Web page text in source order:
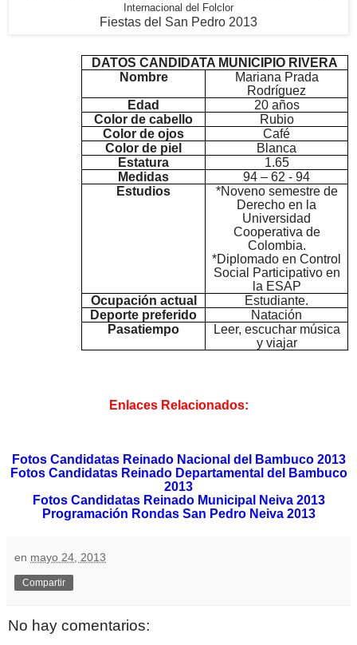
Internacional del Folclor
Fiestas del San Pedro 2013
DATOS CANDIDATA MUNICIPIO RIVERA
Nombre
Mariana Prada
Rodríguez
Edad
20 años
Color de cabello
Rubio
Color de ojos
Café
Color de piel
Blanca
Estatura
1.65
Medidas
94 – 62 - 94
Estudios
*Noveno semestre de
Derecho en la
Universidad
Cooperativa de
Colombia.
*Diplomado en Control
Social Participativo en
la ESAP
Ocupación actual
Estudiante.
Deporte preferido
Natación
Pasatiempo
Leer, escuchar música
y viajar
Enlaces Relacionados:
Fotos Candidatas Reinado Nacional del Bambuco 2013
Fotos Candidatas Reinado Departamental del Bambuco
2013
Fotos Candidatas Reinado Municipal Neiva 2013
Programación Rondas San Pedro Neiva 2013
en mayo 24, 2013
Compartir
No hay comentarios: